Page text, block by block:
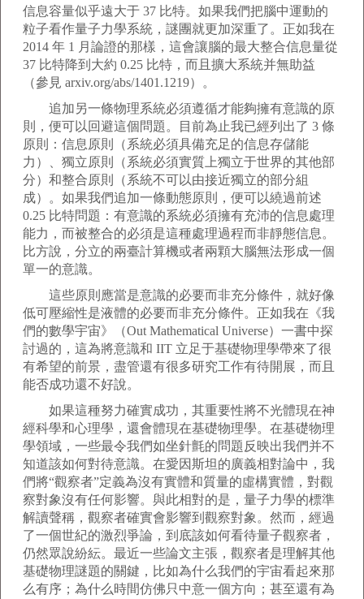
信息容量似乎遠大于 37 比特。如果我們把腦中運動的
粒子看作量子力學系統，謎團就更加深重了。正如我在
2014 年 1 月論證的那樣，這會讓腦的最大整合信息量從
37 比特降到大約 0.25 比特，而且擴大系統并無助益
（參見 arxiv.org/abs/1401.1219）。
追加另一條物理系統必須遵循才能夠擁有意識的原
則，便可以回避這個問題。目前為止我已經列出了 3 條
原則：信息原則（系統必須具備充足的信息存儲能
力）、獨立原則（系統必須實質上獨立于世界的其他部
分）和整合原則（系統不可以由接近獨立的部分組
成）。如果我們追加一條動態原則，便可以繞過前述
0.25 比特問題：有意識的系統必須擁有充沛的信息處理
能力，而被整合的必須是這種處理過程而非靜態信息。
比方說，分立的兩臺計算機或者兩顆大腦無法形成一個
單一的意識。
這些原則應當是意識的必要而非充分條件，就好像
低可壓縮性是液體的必要而非充分條件。正如我在《我
們的數學宇宙》（Out Mathematical Universe）一書中探
討過的，這為將意識和 IIT 立足于基礎物理學帶來了很
有希望的前景，盡管還有很多研究工作有待開展，而且
能否成功還不好說。
如果這種努力確實成功，其重要性將不光體現在神
經科學和心理學，還會體現在基礎物理學。在基礎物理
學領域，一些最令我們如坐針氈的問題反映出我們并不
知道該如何對待意識。在愛因斯坦的廣義相對論中，我
們將“觀察者”定義為沒有實體和質量的虛構實體，對觀
察對象沒有任何影響。與此相對的是，量子力學的標準
解讀聲稱，觀察者確實會影響到觀察對象。然而，經過
了一個世紀的激烈爭論，到底該如何看待量子觀察者，
仍然眾說紛紜。最近一些論文主張，觀察者是理解其他
基礎物理謎題的關鍵，比如為什么我們的宇宙看起來那
么有序；為什么時間仿佛只中意一個方向；甚至還有為